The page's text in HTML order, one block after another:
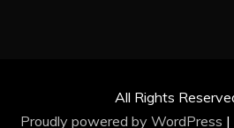
All Rights
Proudly powered by WordPress |